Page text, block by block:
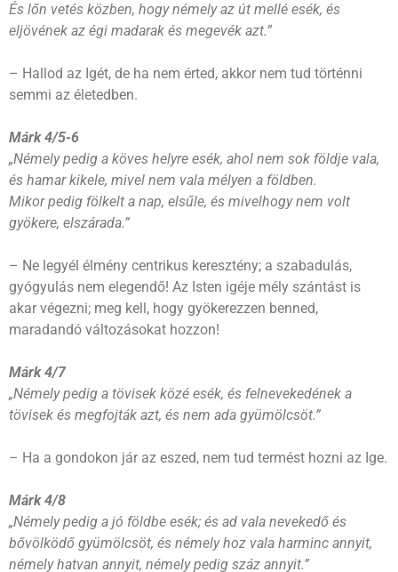
És lőn vetés közben, hogy némely az út mellé esék, és
eljövének az égi madarak és megevék azt.”
– Hallod az Igét, de ha nem érted, akkor nem tud történni
semmi az életedben.
Márk 4/5-6
„Némely pedig a köves helyre esék, ahol nem sok földje vala,
és hamar kikele, mivel nem vala mélyen a földben.
Mikor pedig fölkelt a nap, elsűle, és mivelhogy nem volt
gyökere, elszárada.”
– Ne legyél élmény centrikus keresztény; a szabadulás,
gyógyulás nem elegendő! Az Isten igéje mély szántást is
akar végezni; meg kell, hogy gyökerezzen benned,
maradandó változásokat hozzon!
Márk 4/7
„Némely pedig a tövisek közé esék, és felnevekedének a
tövisek és megfojták azt, és nem ada gyümölcsöt.”
– Ha a gondokon jár az eszed, nem tud termést hozni az Ige.
Márk 4/8
„Némely pedig a jó földbe esék; és ad vala nevekedő és
bővölködő gyümölcsöt, és némely hoz vala harminc annyit,
némely hatvan annyit, némely pedig száz annyit.”